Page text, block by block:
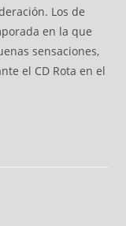
Los de
en la que
sensaciones,
el CD Rota en el